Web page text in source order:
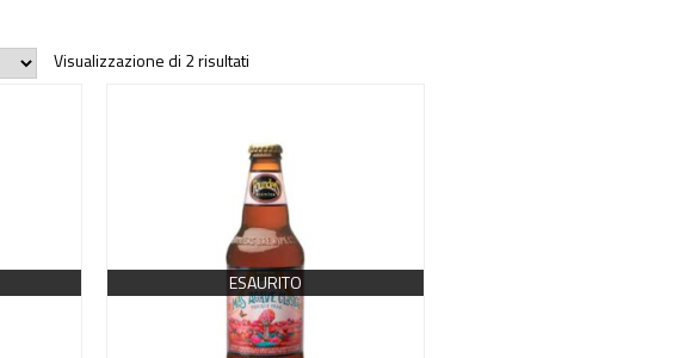
Visualizzazione di 2 risultati
ESAURITO